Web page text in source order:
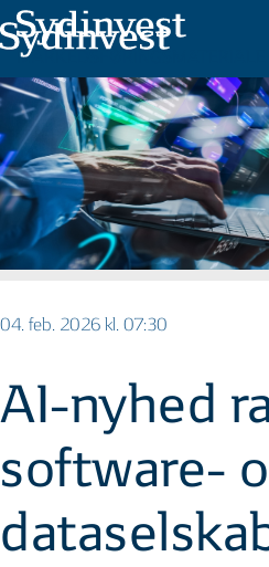
MARKEDSFØRINGSMATERIALE
04. feb. 2026 kl. 07:30
AI-nyhed
software-